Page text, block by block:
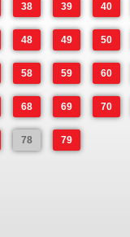
38 39 40
48 49 50
58 59 60
68 69 70
78 79